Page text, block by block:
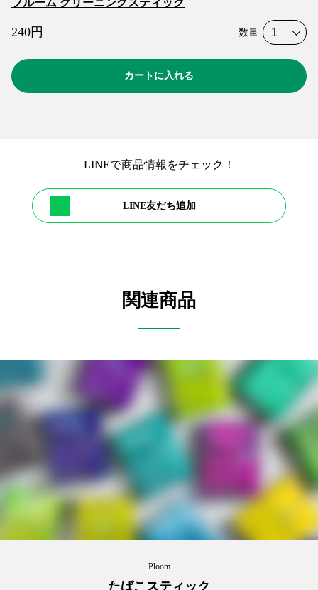
プルーム クリーニングスティック
240円 数量
カートに入れる
LINEで商品情報をチェック！
LINE友だち追加
関連商品
Ploom
たばこスティック